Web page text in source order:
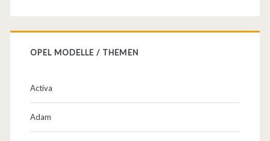
OPEL MODELLE / THEMEN
Activa
Adam